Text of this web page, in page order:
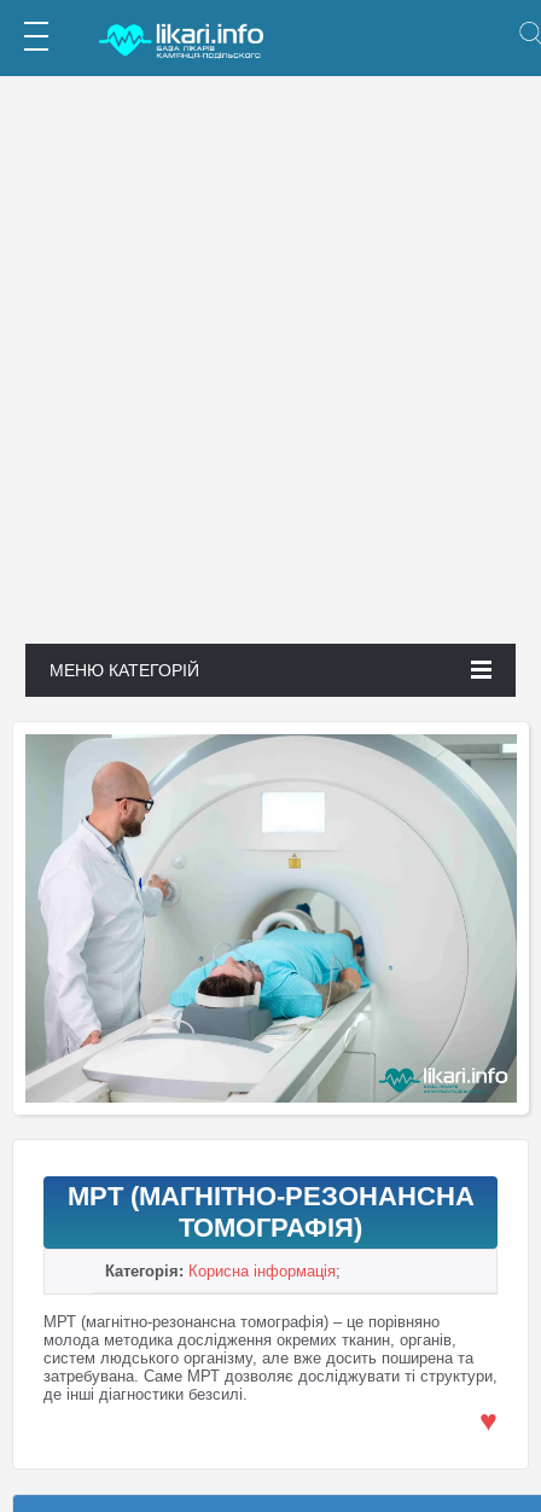
МЕНЮ КАТЕГОРІЙ
МРТ (МАГНІТНО-РЕЗОНАНСНА
ТОМОГРАФІЯ)
Категорія: Корисна інформація;
МРТ (магнітно-резонансна томографія) – це порівняно
молода методика дослідження окремих тканин, органів,
систем людського організму, але вже досить поширена та
затребувана. Саме МРТ дозволяє досліджувати ті структури,
де інші діагностики безсилі.
♥